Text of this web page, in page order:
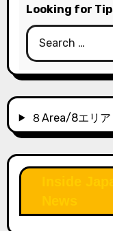
Looking for
８Area/8エリア